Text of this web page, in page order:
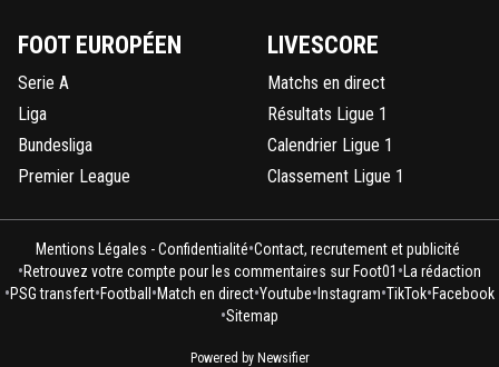
FOOT EUROPÉEN
Serie A
Liga
Bundesliga
Premier League
LIVESCORE
Matchs en direct
Résultats Ligue 1
Calendrier Ligue 1
Classement Ligue 1
Mentions Légales - Confidentialité•Contact, recrutement et publicité
•Retrouvez votre compte pour les commentaires sur Foot01 • La rédaction
•PSG transfert•Football •Match en direct•Youtube• Instagram•TikTok•Facebook
•Sitemap
Powered by Newsifier